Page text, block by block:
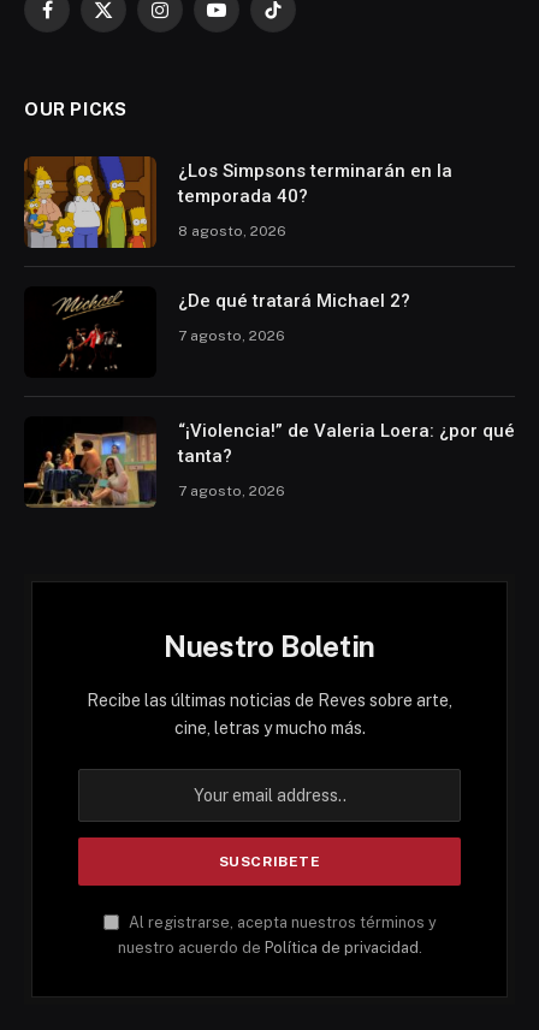
Facebook
X
InstagramYouTubeTikTok
OUR PICKS
¿Los Simpsons terminarán en la
temporada 40?
8 agosto, 2026
¿De qué tratará Michael 2?
7 agosto, 2026
“¡Violencia!” de Valeria Loera: ¿por qué
tanta?
7 agosto, 2026
Nuestro Boletin
Recibe las últimas noticias de Reves sobre arte,
cine, letras y mucho más.
Al registrarse, acepta nuestros términos y
nuestro acuerdo de Política de privacidad .